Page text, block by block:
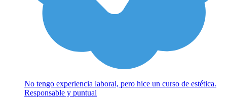
No tengo experiencia laboral, pero hice un curso de estética.
Responsable y puntual